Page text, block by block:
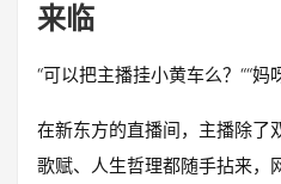
来临
“可以把主播挂小黄车么？““妈
在新东方的直播间，主播除了
歌赋、人生哲理都随手拈来，